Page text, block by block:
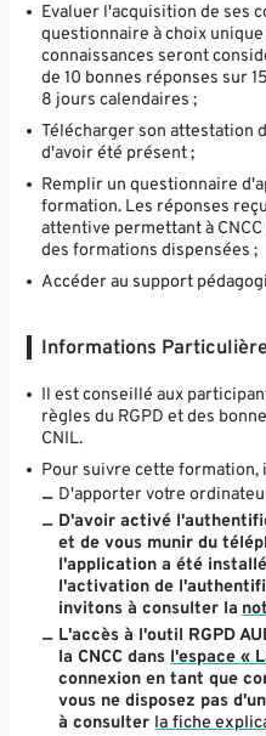
Evaluer l'acquisition de ses
questionnaire à choix
connaissances seront
de 10 bonnes réponses sur
8 jours calendaires ;
Télécharger son attestation
d'avoir été présent ;
Remplir un questionnaire
formation. Les réponses
attentive permettant à
des formations dispensées ;
Accéder au support
Informations
Il est conseillé aux
règles du RGPD et des
CNIL.
Pour suivre cette formation,
D'apporter votre
D'avoir activé
et de vous munir du
l'application a été
l'activation de
invitons à consulter la
L'accès à l'outil RGPD
la CNCC dans l'espace «
connexion en tant que
vous ne disposez pas
à consulter la fiche